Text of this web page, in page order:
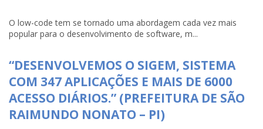
O low-code tem se tornado uma abordagem cada vez mais
popular para o desenvolvimento de software, m...
“DESENVOLVEMOS O SIGEM, SISTEMA
COM 347 APLICAÇÕES E MAIS DE 6000
ACESSO DIÁRIOS.” (PREFEITURA DE SÃO
RAIMUNDO NONATO – PI)